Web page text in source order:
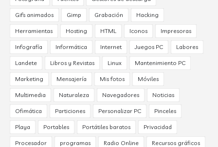
Gifs animados Gimp Grabación Hacking
Herramientas Hosting HTML Iconos Impresoras
Infografía Informática Internet Juegos PC Labores
Landete Libros y Revistas Linux Mantenimiento PC
Marketing Mensajería Mis fotos Móviles
Multimedia Naturaleza Navegadores Noticias
Ofimática Particiones Personalizar PC Pinceles
Playa Portables Portátiles baratos Privacidad
Procesador programas Radio Online Recursos gráficos